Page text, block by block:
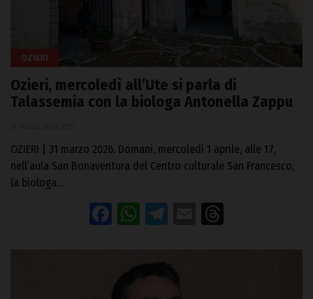
OZIERI
Ozieri, mercoledì all’Ute si parla di
Talassemia con la biologa Antonella Zappu
OZIERI | 31 marzo 2026. Domani, mercoledì 1 aprile, alle 17,
nell’aula San Bonaventura del Centro culturale San Francesco,
la biologa…
Facebook
WhatsApp
Telegram
Email